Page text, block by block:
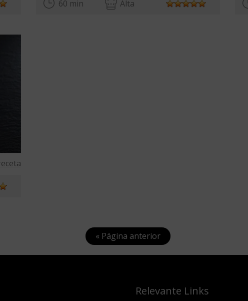
60 min Alta
« Página anterior
Relevante Links